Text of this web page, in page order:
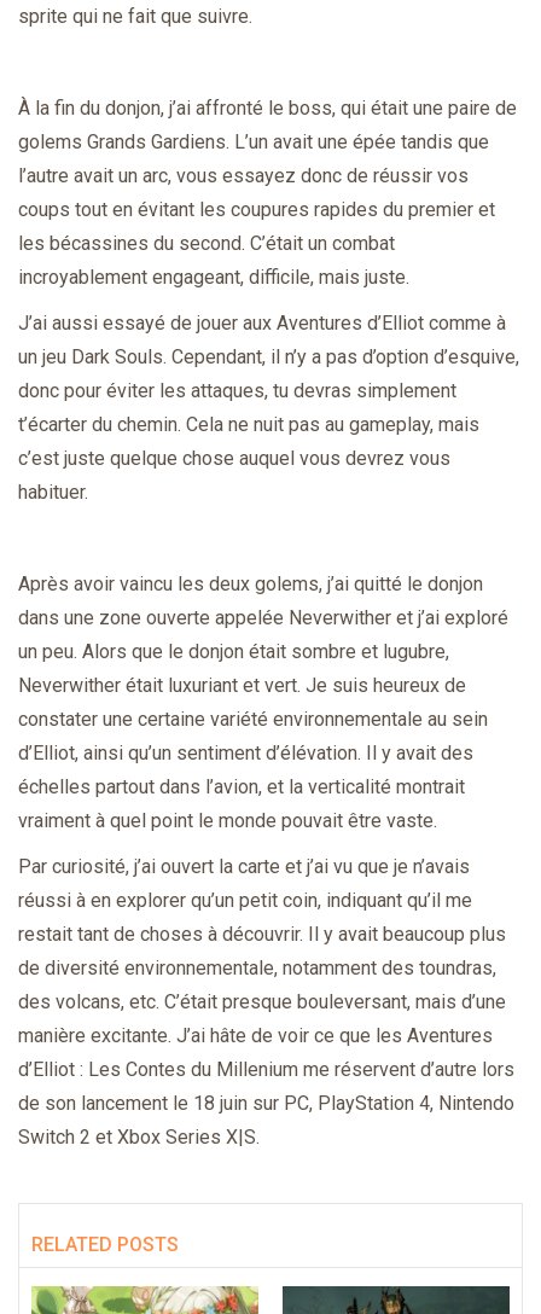
sprite qui ne fait que suivre.
À la fin du donjon, j’ai affronté le boss, qui était une paire de
golems Grands Gardiens. L’un avait une épée tandis que
l’autre avait un arc, vous essayez donc de réussir vos
coups tout en évitant les coupures rapides du premier et
les bécassines du second. C’était un combat
incroyablement engageant, difficile, mais juste.
J’ai aussi essayé de jouer aux Aventures d’Elliot comme à
un jeu Dark Souls. Cependant, il n’y a pas d’option d’esquive,
donc pour éviter les attaques, tu devras simplement
t’écarter du chemin. Cela ne nuit pas au gameplay, mais
c’est juste quelque chose auquel vous devrez vous
habituer.
Après avoir vaincu les deux golems, j’ai quitté le donjon
dans une zone ouverte appelée Neverwither et j’ai exploré
un peu. Alors que le donjon était sombre et lugubre,
Neverwither était luxuriant et vert. Je suis heureux de
constater une certaine variété environnementale au sein
d’Elliot, ainsi qu’un sentiment d’élévation. Il y avait des
échelles partout dans l’avion, et la verticalité montrait
vraiment à quel point le monde pouvait être vaste.
Par curiosité, j’ai ouvert la carte et j’ai vu que je n’avais
réussi à en explorer qu’un petit coin, indiquant qu’il me
restait tant de choses à découvrir. Il y avait beaucoup plus
de diversité environnementale, notamment des toundras,
des volcans, etc. C’était presque bouleversant, mais d’une
manière excitante. J’ai hâte de voir ce que les Aventures
d’Elliot : Les Contes du Millenium me réservent d’autre lors
de son lancement le 18 juin sur PC, PlayStation 4, Nintendo
Switch 2 et Xbox Series X|S.
RELATED POSTS